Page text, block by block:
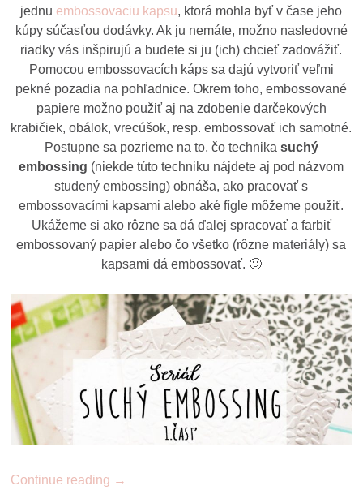
jednu embossovaciu kapsu, ktorá mohla byť v čase jeho
kúpy súčasťou dodávky. Ak ju nemáte, možno nasledovné
riadky vás inšpirujú a budete si ju (ich) chcieť zadovážiť.
Pomocou embossovacích káps sa dajú vytvoriť veľmi
pekné pozadia na pohľadnice. Okrem toho, embossované
papiere možno použiť aj na zdobenie darčekových
krabičiek, obálok, vrecúšok, resp. embossovať ich samotné.
Postupne sa pozrieme na to, čo technika suchý
embossing (niekde túto techniku nájdete aj pod názvom
studený embossing) obnáša, ako pracovať s
embossovacími kapsami alebo aké fígle môžeme použiť.
Ukážeme si ako rôzne sa dá ďalej spracovať a farbiť
embossovaný papier alebo čo všetko (rôzne materiály) sa
kapsami dá embossovať. 🙂
Continue reading →